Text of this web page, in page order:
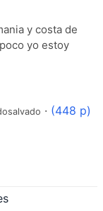
y costa de
yo estoy
· (448 p)